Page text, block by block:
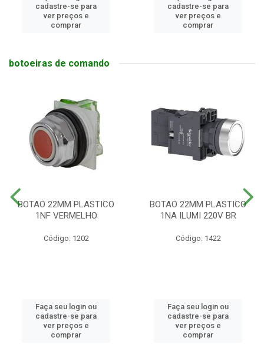
cadastre-se para
ver preços e
comprar
cadastre-se para
ver preços e
comprar
botoeiras de comando
BOTAO 22MM PLASTICO
1NF VERMELHO
Código: 1202
Faça seu login ou
cadastre-se para
ver preços e
comprar
BOTAO 22MM PLASTICO
1NA ILUMI 220V BR
Código: 1422
Faça seu login ou
cadastre-se para
ver preços e
comprar